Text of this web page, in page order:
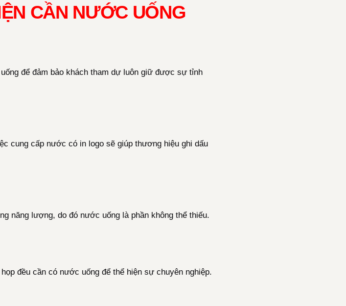
CẦN NƯỚC UỐNG
để đảm bảo khách tham dự luôn giữ được sự tỉnh
cung cấp nước có in logo sẽ giúp thương hiệu ghi dấu
năng lượng, do đó nước uống là phần không thể thiếu.
đều cần có nước uống để thể hiện sự chuyên nghiệp.